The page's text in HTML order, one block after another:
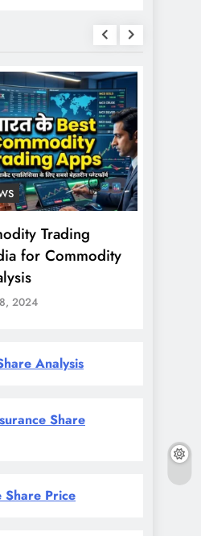
Trading
for Commodity
2024
Analysis
Share
Share Price